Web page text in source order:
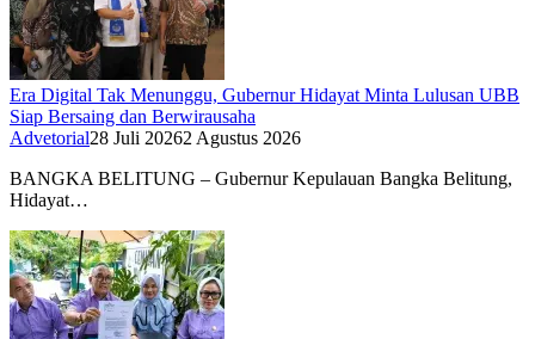
Era Digital Tak Menunggu, Gubernur Hidayat Minta Lulusan UBB
Siap Bersaing dan Berwirausaha
Advetorial28 Juli 20262 Agustus 2026
BANGKA BELITUNG – Gubernur Kepulauan Bangka Belitung,
Hidayat…